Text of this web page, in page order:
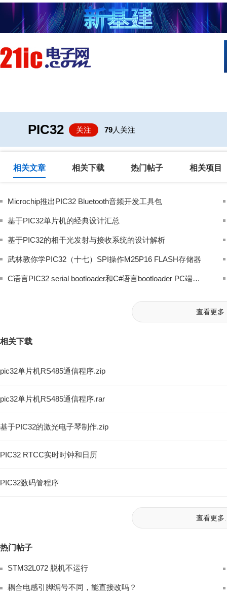
PIC32 关注 79人关注
相关文章 相关下载 热门帖子 相关项目
Microchip推出PIC32 Bluetooth音频开发工具包
基于PIC32单片机的经典设计汇总
基于PIC32的相干光发射与接收系统的设计解析
武林教你学PIC32（十七）SPI操作M25P16 FLASH存储器
C语言PIC32 serial bootloader和C#语言bootloader PC端串口通信程序
查看更多
相关下载
pic32单片机RS485通信程序.zip
pic32单片机RS485通信程序.rar
基于PIC32的激光电子琴制作.zip
PIC32 RTCC实时时钟和日历
PIC32数码管程序
查看更多
热门帖子
STM32L072 脱机不运行
耦合电感引脚编号不同，能直接改吗？